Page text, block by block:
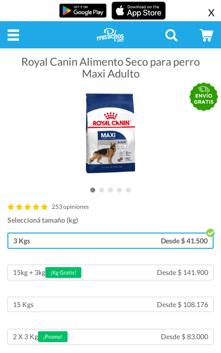
X
Royal Canin Alimento Seco para perro
Maxi Adulto
253 opiniones
Seleccioná tamaño (kg)
3 Kgs Desde $ 41.500
15kg + 3kg ¡Kg Gratis! Desde $ 141.900
15 Kgs Desde $ 108.176
2 X 3 Kg ¡Promo! Desde $ 83.000